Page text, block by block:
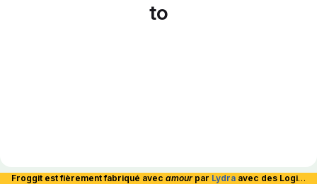
to
Froggit est fièrement fabriqué avec amour par Lydra avec des Logiciels Libres et hébergé en